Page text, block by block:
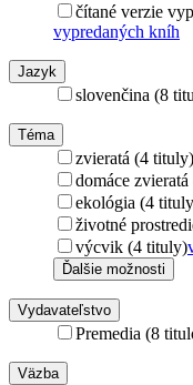
čítané verzie
vypredaných kníh
Jazyk
slovenčina (8
Téma
zvieratá (4 tituly)
domáce
ekológia (4
životné
výcvik (4 tituly)
Ďalšie možnosti
Vydavateľstvo
Premedia (8
Väzba